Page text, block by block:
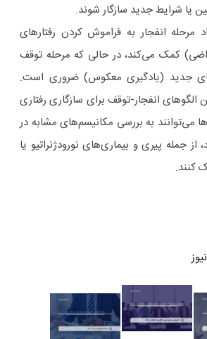
یا شرایط جدید سازگار شوند.
انفجار به فراموش کردن رفتارهای
کمک می‌کند، در حالی که مرحله توقف
جدید (یادگیری معکوس) ضروری است.
الگوهای انفجار-توقف برای سازگاری رفتاری
می‌توانند به بررسی مکانیسم‌های مشابه در
از جمله پیری و بیماری‌های نورودژنراتیو یا
کنند.